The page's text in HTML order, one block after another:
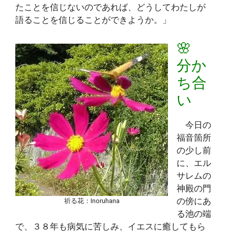
たことを信じないのであれば、どうしてわたしが
語ることを信じることができようか。」
祈る花：Inoruhana
🌸
分か
ち合
い
今日の
福音箇所
の少し前
に、エル
サレムの
神殿の門
の傍にあ
る池の端
で、３８年も病気に苦しみ、イエスに癒してもら